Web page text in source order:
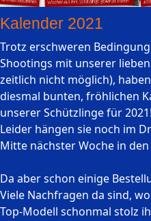
Kalender 2021
Trotz erschweren
Shootings mit unserer
zeitlich nicht möglich),
diesmal bunten, fröhlichen
unserer Schützlinge für 2021!
Leider hängen sie noch im
Mitte nächster Woche in
Da aber schon einige
Viele Nachfragen da sind,
Top-Modell schonmal stolz